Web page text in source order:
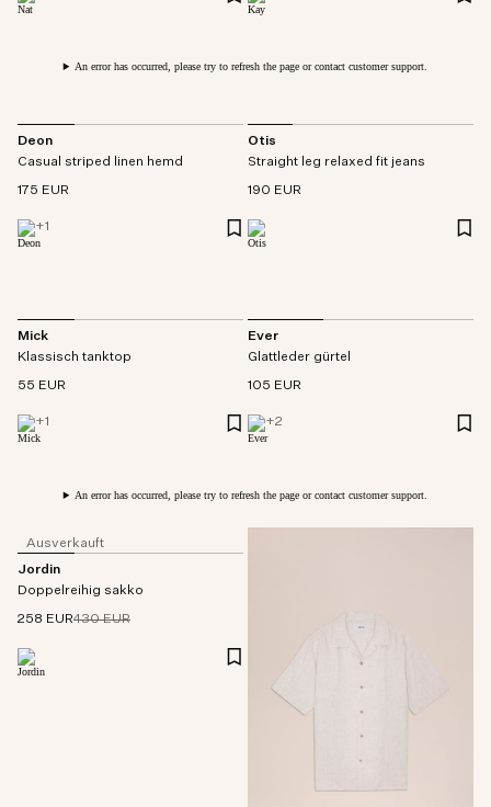
Deon
Casual striped linen hemd
175 EUR
+1
Otis
Straight leg relaxed fit jeans
190 EUR
Mick
Klassisch tanktop
55 EUR
+1
Ever
Glattleder gürtel
105 EUR
+2
Ausverkauft
Jordin
Doppelreihig sakko
258 EUR430 EUR
An error has occurred, please try to refresh the page or contact customer support.
An error has occurred, please try to refresh the page or contact customer support.